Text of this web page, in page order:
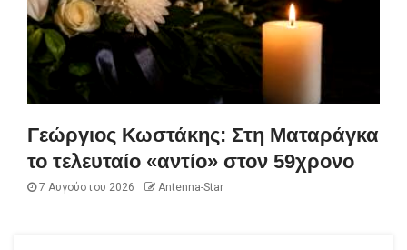
Γεώργιος Κωστάκης: Στη Ματαράγκα
το τελευταίο «αντίο» στον 59χρονο
7 Αυγούστου 2026 Antenna-Star